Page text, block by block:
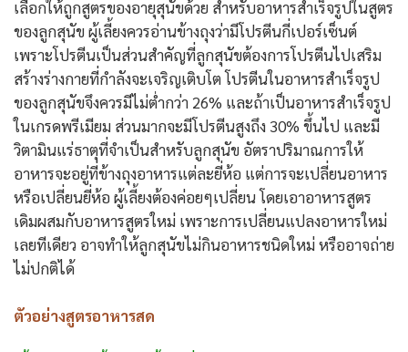
เลือกให้ถูกสูตรของอายุสุนัขด้วย สำหรับอาหารสำเร็จรูปในสูตร
ของลูกสุนัข ผู้เลี้ยงควรอ่านข้างถุงว่ามีโปรตีนกี่เปอร์เซ็นต์
เพราะโปรตีนเป็นส่วนสำคัญที่ลูกสุนัขต้องการโปรตีนไปเสริม
สร้างร่างกายที่กำลังจะเจริญเติบโต โปรตีนในอาหารสำเร็จรูป
ของลูกสุนัขจึงควรมีไม่ต่ำกว่า 26% และถ้าเป็นอาหารสำเร็จรูป
ในเกรดพรีเมียม ส่วนมากจะมีโปรตีนสูงถึง 30% ขึ้นไป และมี
วิตามินแร่ธาตุที่จำเป็นสำหรับลูกสุนัข อัตราปริมาณการให้
อาหารจะอยู่ที่ข้างถุงอาหารแต่ละยี่ห้อ แต่การจะเปลี่ยนอาหาร
หรือเปลี่ยนยี่ห้อ ผู้เลี้ยงต้องค่อยๆเปลี่ยน โดยเอาอาหารสูตร
เดิมผสมกับอาหารสูตรใหม่ เพราะการเปลี่ยนแปลงอาหารใหม่
เลยทีเดียว อาจทำให้ลูกสุนัขไม่กินอาหารชนิดใหม่ หรืออาจถ่าย
ไม่ปกติได้
ตัวอย่างสูตรอาหารสด